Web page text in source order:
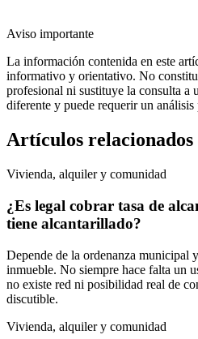
Aviso importante
La información contenida en este
informativo y orientativo. No
profesional ni sustituye la consulta a
diferente y puede requerir un análisis
Artículos relacionados
Vivienda, alquiler y comunidad
¿Es legal cobrar tasa de
tiene alcantarillado?
Depende de la ordenanza municipal
inmueble. No siempre hace falta un
no existe red ni posibilidad real de
discutible.
Vivienda, alquiler y comunidad